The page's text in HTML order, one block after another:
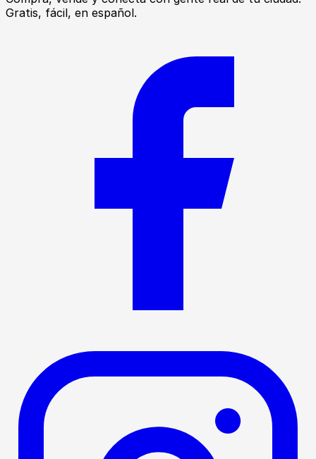
Gratis, fácil, en español.